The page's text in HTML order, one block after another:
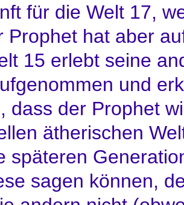
für die Welt 17,
Prophet hat aber
15 erlebt seine
und
dass der Prophet
ätherischen
späteren
sagen können,